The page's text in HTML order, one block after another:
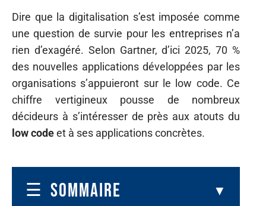
Dire que la digitalisation s’est imposée comme
une question de survie pour les entreprises n’a
rien d’exagéré. Selon Gartner, d’ici 2025, 70 %
des nouvelles applications développées par les
organisations s’appuieront sur le low code. Ce
chiffre vertigineux pousse de nombreux
décideurs à s’intéresser de près aux atouts du
low codeet à ses applications concrètes.
SOMMAIRE